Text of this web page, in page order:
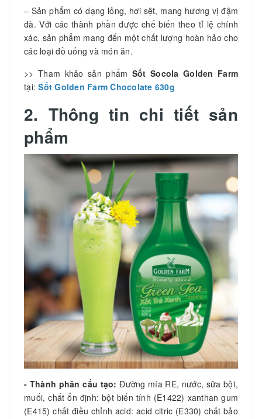
– Sản phẩm có dạng lỏng, hơi sệt, mang hương vị đậm
đà. Với các thành phần được chế biến theo tỉ lệ chính
xác, sản phẩm mang đến một chất lượng hoàn hảo cho
các loại đồ uống và món ăn.
>> Tham khảo sản phẩm Sốt Socola Golden Farm
tại: Sốt Golden Farm Chocolate 630g
2. Thông tin chi tiết sản
phẩm
- Thành phần cấu tạo: Đường mía RE, nước, sữa bột,
muối, chất ổn định: bột biến tính (E1422) xanthan gum
(E415) chất điều chỉnh acid: acid citric (E330) chất bảo